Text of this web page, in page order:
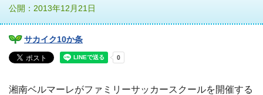
公開：2013年12月21日
サカイク10か条
湘南ベルマーレがファミリーサッカースクールを開催する